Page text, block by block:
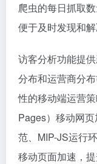
爬虫的每日抓取
便于及时发现和解
访客分析功能提
分布和运营商分
性的移动端运营
Pages）移动网
范、MIP-JS运行
移动页面加速，